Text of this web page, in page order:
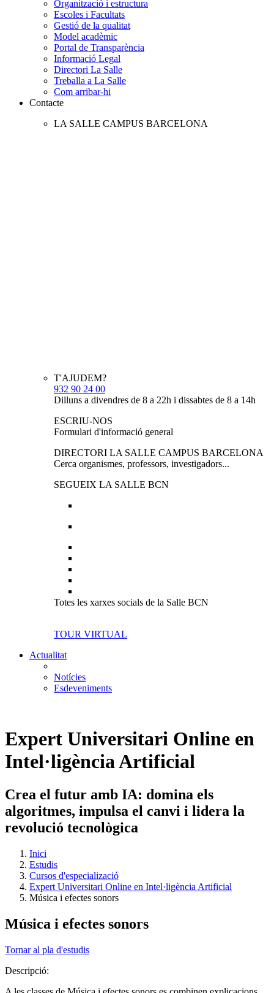
Organització i estructura
Escoles i Facultats
Gestió de la qualitat
Model acadèmic
Portal de Transparència
Informació Legal
Directori La Salle
Treballa a La Salle
Com arribar-hi
Contacte
LA SALLE CAMPUS BARCELONA
T'AJUDEM?
932 90 24 00
Dilluns a divendres de 8 a 22h i dissabtes de 8 a 14h
ESCRIU-NOS
Formulari d'informació general
DIRECTORI LA SALLE CAMPUS BARCELONA
Cerca organismes, professors, investigadors...
SEGUEIX LA SALLE BCN
Totes les xarxes socials de la Salle BCN
TOUR VIRTUAL
Actualitat
Notícies
Esdeveniments
Expert Universitari Online en
Intel·ligència Artificial
Crea el futur amb IA: domina els
algoritmes, impulsa el canvi i lidera la
revolució tecnològica
Inici
Estudis
Cursos d'especializació
Expert Universitari Online en Intel·ligència Artificial
Música i efectes sonors
Música i efectes sonors
Tornar al pla d'estudis
Descripció: